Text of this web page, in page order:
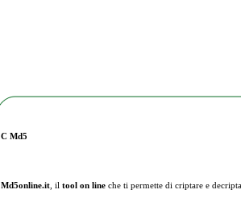
C Md5
Md5online.it, il tool on lineche ti permette di criptare e